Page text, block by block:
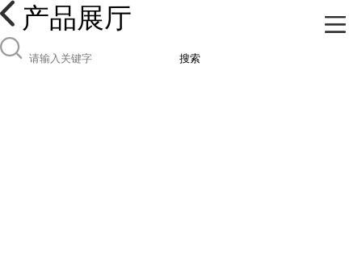
产品展厅
搜索